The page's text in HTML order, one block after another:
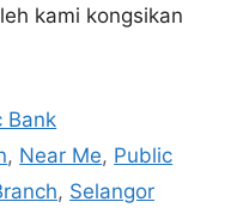
kami kongsikan
Bank
, Near Me, Public
, Selangor